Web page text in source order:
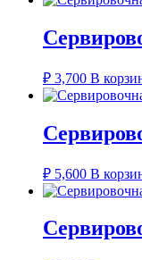
₽ 3,700 В
₽ 5,600 В